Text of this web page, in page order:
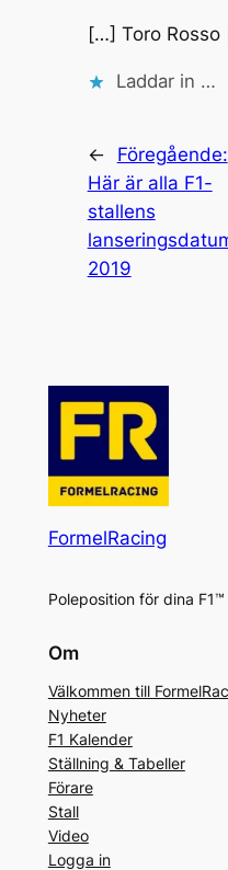
[…] Toro
Laddar in …
←
Föregående:
Här är alla F1-
stallens
2019
FormelRacing
Poleposition för dina
Om
Välkommen till
Nyheter
F1 Kalender
Ställning & Tabeller
Förare
Stall
Video
Logga in